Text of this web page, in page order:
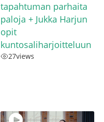
tapahtuman parhaita
paloja + Jukka Harjun
opit
kuntosaliharjoitteluun
27views